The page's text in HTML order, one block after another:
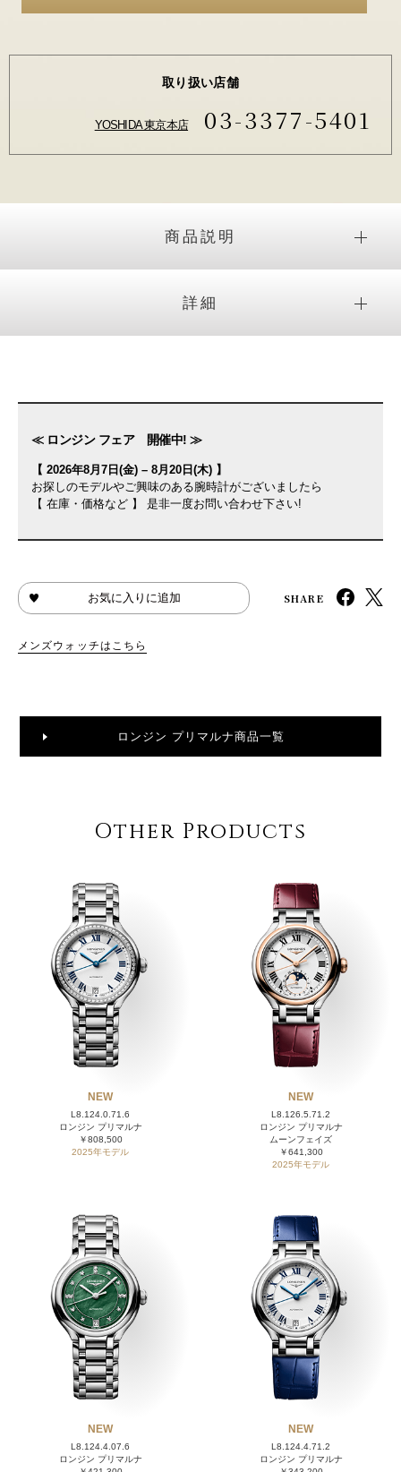
取り扱い店舗
YOSHIDA 東京本店 03-3377-5401
商品説明
詳細
≪ ロンジン フェア 開催中! ≫
【 2026年8月7日(金) – 8月20日(木) 】
お探しのモデルやご興味のある腕時計がございましたら
【 在庫・価格など 】 是非一度お問い合わせ下さい!
お気に入りに追加 SHARE
メンズウォッチはこちら
ロンジン プリマルナ商品一覧
Other Products
NEW
L8.124.0.71.6
ロンジン プリマルナ
￥808,500
2025年モデル
NEW
L8.126.5.71.2
ロンジン プリマルナ
ムーンフェイズ
￥641,300
2025年モデル
NEW
L8.124.4.07.6
ロンジン プリマルナ
NEW
L8.124.4.71.2
ロンジン プリマルナ